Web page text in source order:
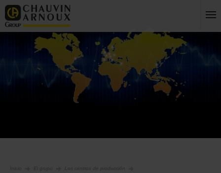
Inicio El grupo
Los centros de producción